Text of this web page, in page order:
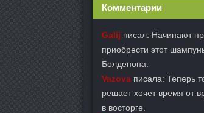
Комментарии
Galij писал: Начинают
приобрести этот
Болденона.
Vazova писала: Теперь
решает хочет время от
в восторге.